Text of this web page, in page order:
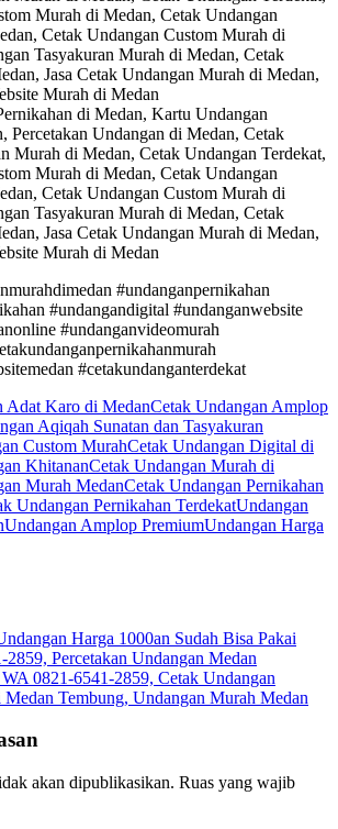
#undanganpernikahan
#undangandigital #undanganwebsite
#undanganvideomurah
#cetakundanganterdekat
Adat Karo di MedanCetak Undangan Amplop
Aqiqah Sunatan dan Tasyakuran
Custom MurahCetak Undangan Digital di
KhitananCetak Undangan Murah di
Murah MedanCetak Undangan Pernikahan
Undangan Pernikahan TerdekatUndangan
Undangan Amplop PremiumUndangan Harga
Harga 1000an Sudah Bisa Pakai
Percetakan Undangan Medan
0821-6541-2859, Cetak Undangan
Tembung, Undangan Murah Medan
akan dipublikasikan. Ruas yang wajib